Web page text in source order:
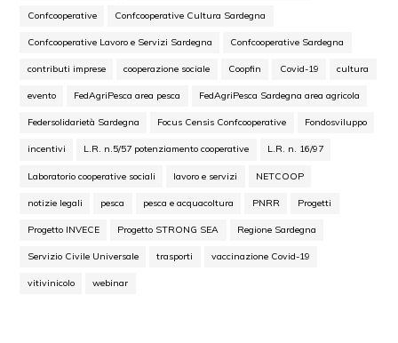
Confcooperative Confcooperative Cultura Sardegna
Confcooperative Lavoro e Servizi Sardegna Confcooperative Sardegna
contributi imprese cooperazione sociale Coopfin Covid-19 cultura
evento FedAgriPesca area pesca FedAgriPesca Sardegna area agricola
Federsolidarietà Sardegna Focus Censis Confcooperative Fondosviluppo
incentivi L.R. n.5/57 potenziamento cooperative L.R. n. 16/97
Laboratorio cooperative sociali lavoro e servizi NETCOOP
notizie legali pesca pesca e acquacoltura PNRR Progetti
Progetto INVECE Progetto STRONG SEA Regione Sardegna
Servizio Civile Universale trasporti vaccinazione Covid-19
vitivinicolo webinar